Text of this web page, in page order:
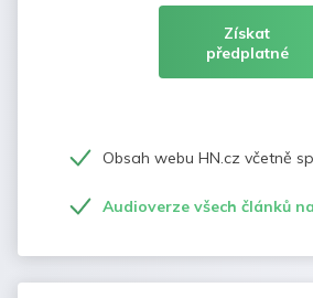
Získat
předplatné
Obsah webu HN.cz včetně
Audioverze všech článků